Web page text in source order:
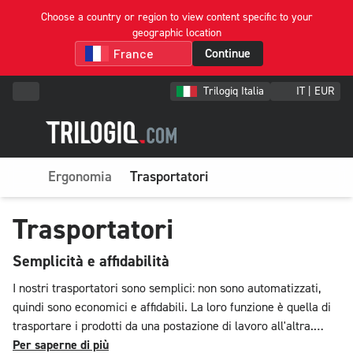
Choose a country or region to view content specific to your
geographic location
Continue
Trilogiq Italia IT | EUR
Ergonomia Trasportatori
Trasportatori
Semplicità e affidabilità
I nostri trasportatori sono semplici: non sono automatizzati,
quindi sono economici e affidabili. La loro funzione è quella di
trasportare i prodotti da una postazione di lavoro all'altra.
Funzione secondaria: stoccaggio intermedio tra una postazione
Per saperne di più